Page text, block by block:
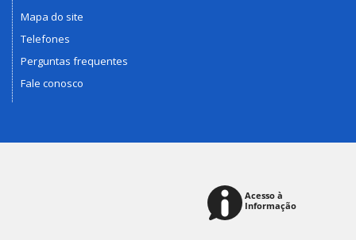
Mapa do site
Telefones
Perguntas frequentes
Fale conosco